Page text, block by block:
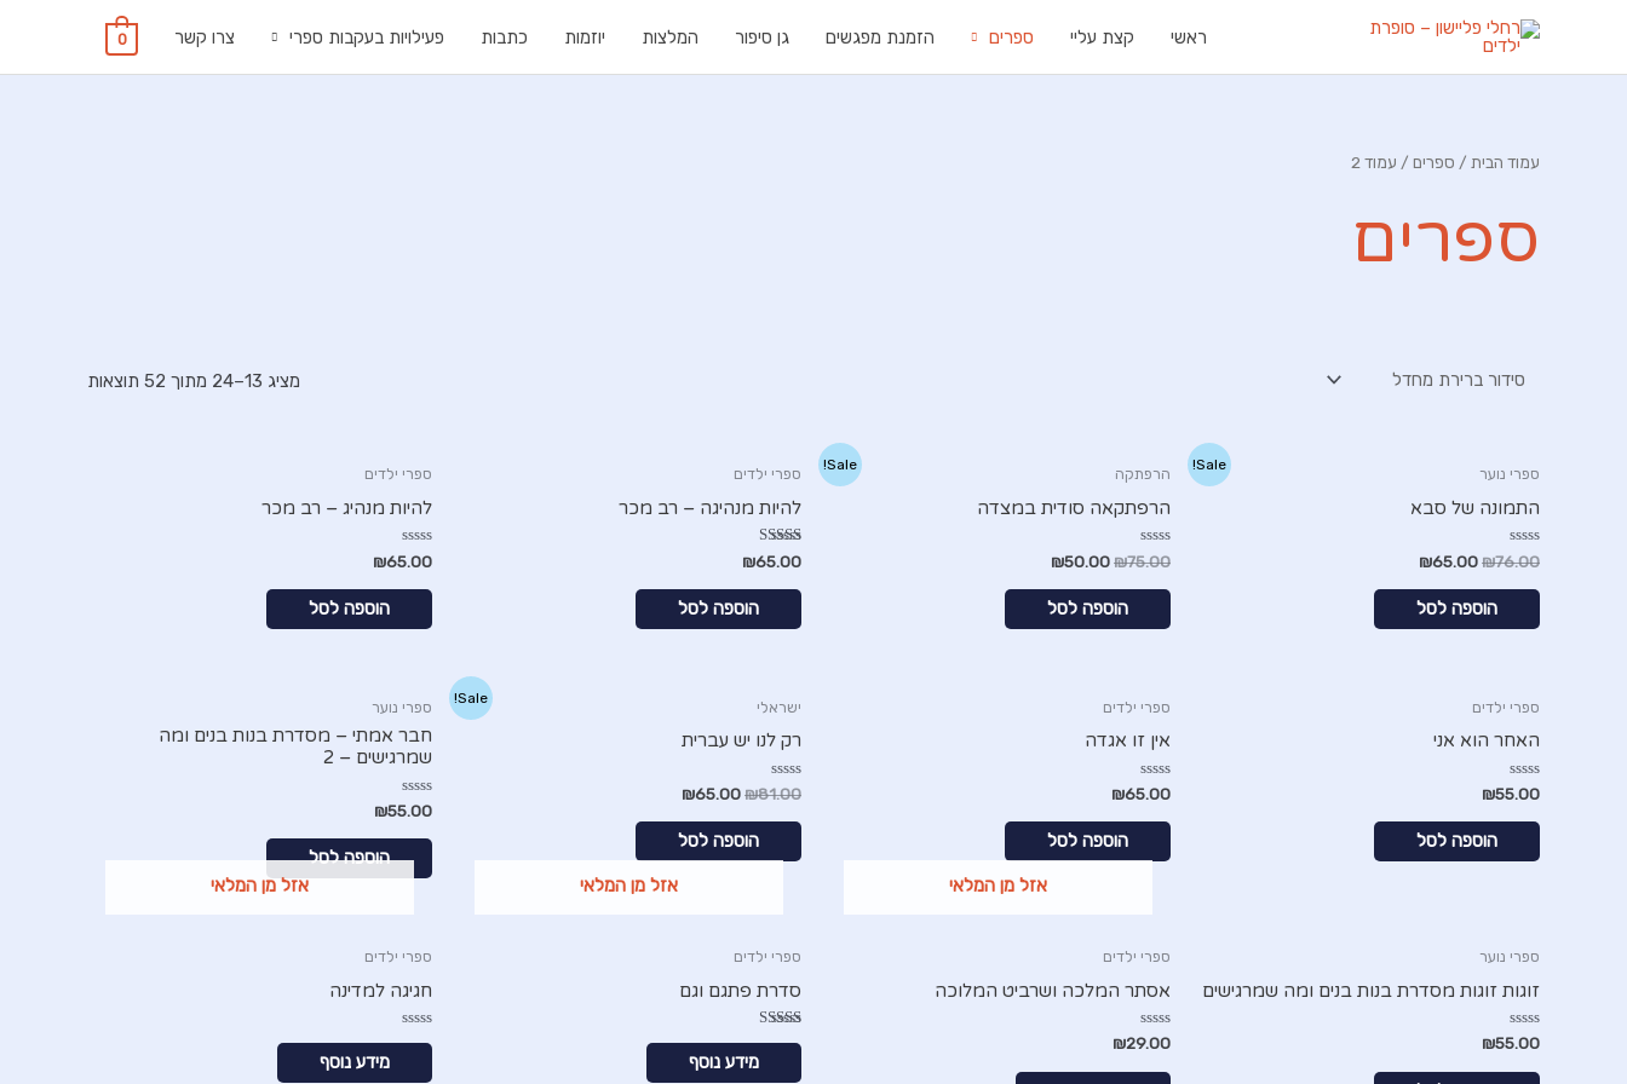
ראשי קצת עליי ספרים הזמנת מפגשים גן סיפור המלצות יוזמות כתבות פעילויות בעקבות ספרי צרו קשר 0
עמוד הבית / ספרים / עמוד 2
ספרים
מציג 13–24 מתוך 52 תוצאות
Sale! ספרי נוער
התמונה של סבא
דורג
0
מתוך
₪76.00
₪65.00
הוספה לסל
Sale! הרפתקה
הרפתקאה סודית במצדה
דורג
0
מתוך
₪75.00
₪50.00
הוספה לסל
ספרי ילדים
להיות מנהיגה – רב מכר
דורג
5.00
מתוך 5
₪65.00
הוספה לסל
ספרי ילדים
להיות מנהיג – רב מכר
דורג
0
מתוך
₪65.00
הוספה לסל
ספרי ילדים
האחר הוא אני
דורג
מתוך
₪55.00
הוספה לסל
ספרי ילדים
אין זו אגדה
דורג
מתוך
₪65.00
הוספה לסל
Sale! ישראלי
רק לנו יש עברית
דורג
מתוך
₪81.00
₪65.00
הוספה לסל
ספרי נוער
חבר אמתי – מסדרת בנות בנים ומה
שמרגישים – 2
דורג
מתוך
₪55.00
הוספה לסל
ספרי נוער
זוגות זוגות מסדרת בנות בנים ומה שמרגישים
דורג
מתוך
₪55.00
אזל מן המלאי
ספרי ילדים
אסתר המלכה ושרביט המלוכה
דורג
מתוך
₪29.00
אזל מן המלאי
ספרי ילדים
סדרת פתגם וגם
דורג
מידע נוסף
אזל מן המלאי
ספרי ילדים
חגיגה למדינה
דורג
מידע נוסף